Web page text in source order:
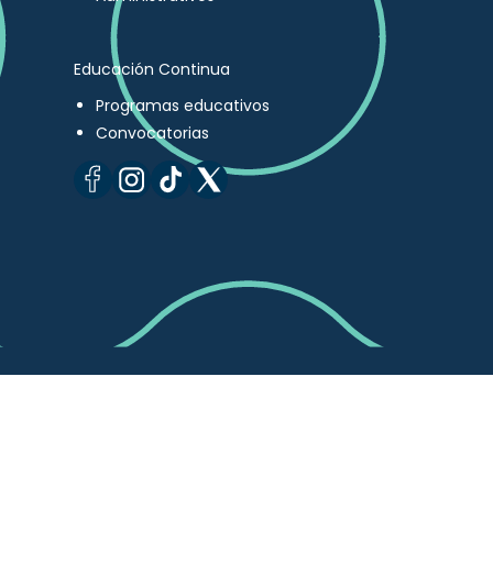
Educación Continua
Programas educativos
Convocatorias